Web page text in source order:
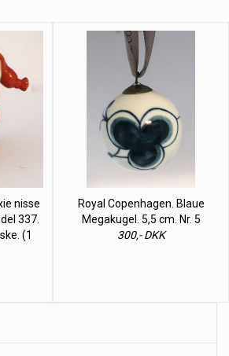
nisse
337.
(1
Royal Copenhagen. Blaue
Megakugel. 5,5 cm. Nr. 5
300,- DKK